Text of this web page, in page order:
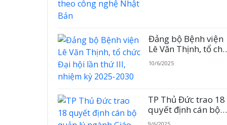
Đảng bộ Bệnh viện
Lê Văn Thịnh, tổ
Đại hội lần thứ III,
nhiệm kỳ 2025-
10/6/2025
TP Thủ Đức trao 18
quyết định cán bộ
quản lý ngành Giáo